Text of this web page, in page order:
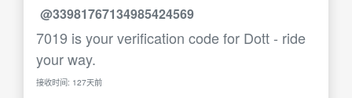
@33981767134985424569
7019 is your verification code for Dott - ride
your way.
接收时间: 127天前